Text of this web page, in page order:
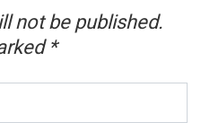
not be published.
*